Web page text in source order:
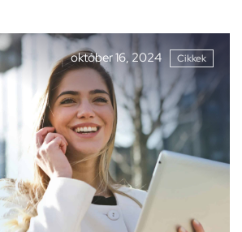
október 16, 2024 Cikkek